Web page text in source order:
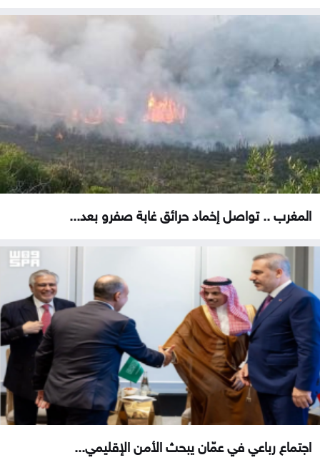
المغرب .. تواصل إخماد حرائق غابة صفرو بعد...
اجتماع رباعي في عمّان يبحث الأمن الإقليمي...